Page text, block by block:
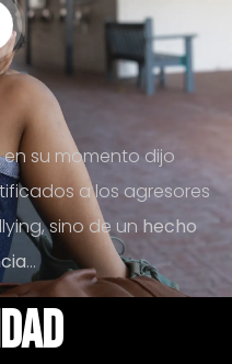
su momento dijo
a los agresores
sino de un hecho
...